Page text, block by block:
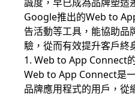
Google推出的Web to
告活動等工具，能協助品
驗，從而有效提升客戶終
1. Web to App Connect
Web to App Connect是
品牌應用程式的用戶，從